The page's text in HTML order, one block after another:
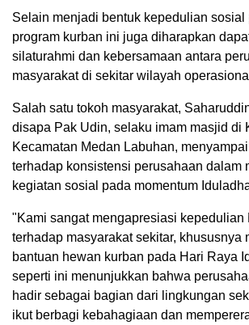
Selain menjadi bentuk kepedulian sosial
program kurban ini juga diharapkan
silaturahmi dan kebersamaan antara
masyarakat di sekitar wilayah
Salah satu tokoh masyarakat,
disapa Pak Udin, selaku imam masjid di
Kecamatan Medan Labuhan,
terhadap konsistensi perusahaan dalam
kegiatan sosial pada momentum
"Kami sangat mengapresiasi kepedulian
terhadap masyarakat sekitar, khususnya
bantuan hewan kurban pada Hari Raya
seperti ini menunjukkan bahwa
hadir sebagai bagian dari lingkungan
ikut berbagi kebahagiaan dan